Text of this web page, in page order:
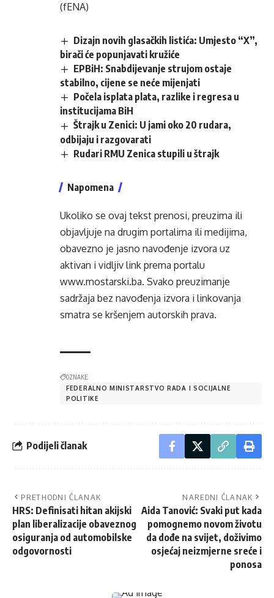
(fENA)
Dizajn novih glasačkih listića: Umjesto “X”,
birači će popunjavati kružiće
EPBiH: Snabdijevanje strujom ostaje
stabilno, cijene se neće mijenjati
Počela isplata plata, razlike i regresa u
institucijama BiH
Štrajk u Zenici: U jami oko 20 rudara,
odbijaju i razgovarati
Rudari RMU Zenica stupili u štrajk
Napomena
Ukoliko se ovaj tekst prenosi, preuzima ili
objavljuje na drugim portalima ili medijima,
obavezno je jasno navođenje izvora uz
aktivan i vidljiv link prema portalu
www.mostarski.ba. Svako preuzimanje
sadržaja bez navođenja izvora i linkovanja
smatra se kršenjem autorskih prava.
OZNAKE:
FEDERALNO MINISTARSTVO RADA I SOCIJALNE
POLITIKE
Podijeli članak
PRETHODNI ČLANAK
HRS: Definisati hitan akijski
plan liberalizacije obaveznog
osiguranja od automobilske
odgovornosti
NAREDNI ČLANAK
Aida Tanović: Svaki put kada
pomognemo novom životu
da dođe na svijet, doživimo
osjećaj neizmjerne sreće i
ponosa